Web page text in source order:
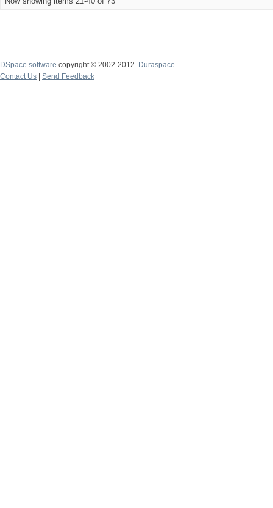
DSpace software copyright © 2002-2012
Duraspace
Contact Us
Send Feedback